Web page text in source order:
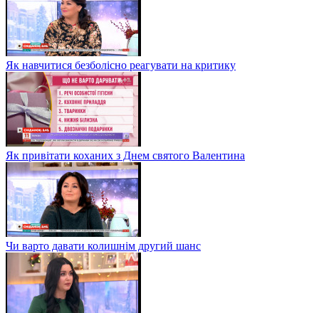
Як навчитися безболісно реагувати на критику
Як привітати коханих з Днем святого Валентина
Чи варто давати колишнім другий шанс